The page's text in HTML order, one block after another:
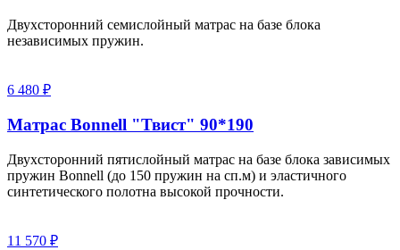
Двухсторонний семислойный матрас на базе блока
независимых пружин.
6 480 ₽
Матрас Bonnell "Твист" 90*190
Двухсторонний пятислойный матрас на базе блока зависимых
пружин Bonnell (до 150 пружин на сп.м) и эластичного
синтетического полотна высокой прочности.
11 570 ₽